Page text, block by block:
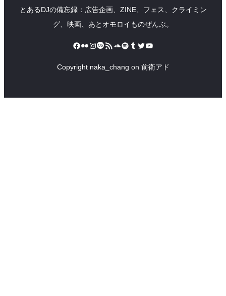
とあるDJの備忘録：広告企画、ZINE、フェス、クライミン
グ、映画、あとオモロイものぜんぶ。
Facebook
FlickrInstagram
Last.fm
RSS フィードSoundCloud
Spotify
Tumblr
Twitter
YouTube
Copyright naka_chang on 前衛アド